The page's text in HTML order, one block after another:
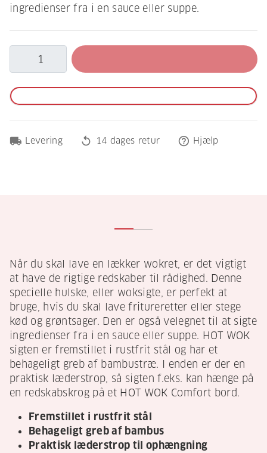
ingredienser fra i en sauce eller suppe.
local_shipping Levering replay 14 dages retur help_outline Hjælp
Når du skal lave en lækker wokret, er det vigtigt
at have de rigtige redskaber til rådighed. Denne
specielle hulske, eller woksigte, er perfekt at
bruge, hvis du skal lave fritureretter eller stege
kød og grøntsager. Den er også velegnet til at sigte
ingredienser fra i en sauce eller suppe. HOT WOK
sigten er fremstillet i rustfrit stål og har et
behageligt greb af bambustræ. I enden er der en
praktisk læderstrop, så sigten f.eks. kan hænge på
en redskabskrog på et HOT WOK Comfort bord.
Fremstillet i rustfrit stål
Behageligt greb af bambus
Praktisk læderstrop til ophængning